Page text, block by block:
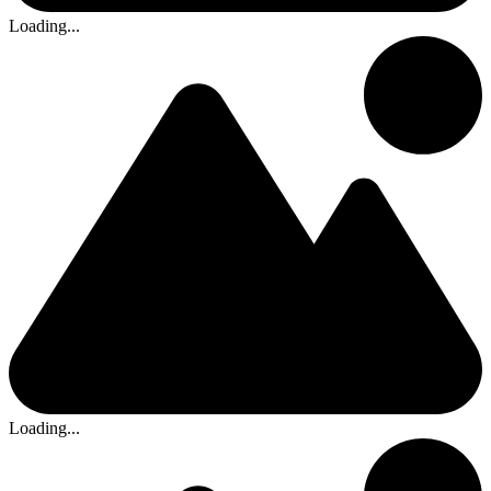
Loading...
Loading...